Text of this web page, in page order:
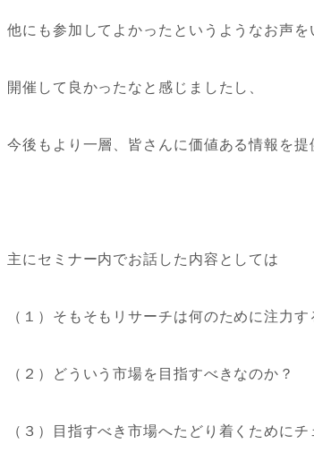
他にも参加してよかったというようなお声を
開催して良かったなと感じましたし、
今後もより一層、皆さんに価値ある情報を
主にセミナー内でお話した内容としては
（１）そもそもリサーチは何のために注力す
（２）どういう市場を目指すべきなのか？
（３）目指すべき市場へたどり着くために